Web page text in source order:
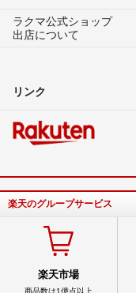
ラクマ公式ショップ
出店について
リンク
楽天のグループサービス
楽天市場
商品数は1億点以上